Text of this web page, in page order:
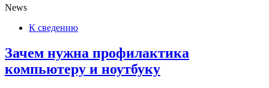
News
К сведению
Зачем нужна профилактика
компьютеру и ноутбуку